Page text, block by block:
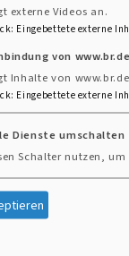
eine
für die
externe Videos an.
: Eingebettete externe
von
Inhalte von
: Eingebettete externe
Dienste umschalten
Schalter nutzen,